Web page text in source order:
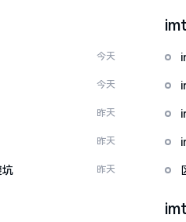
今天
今天
昨天
昨天
昨天